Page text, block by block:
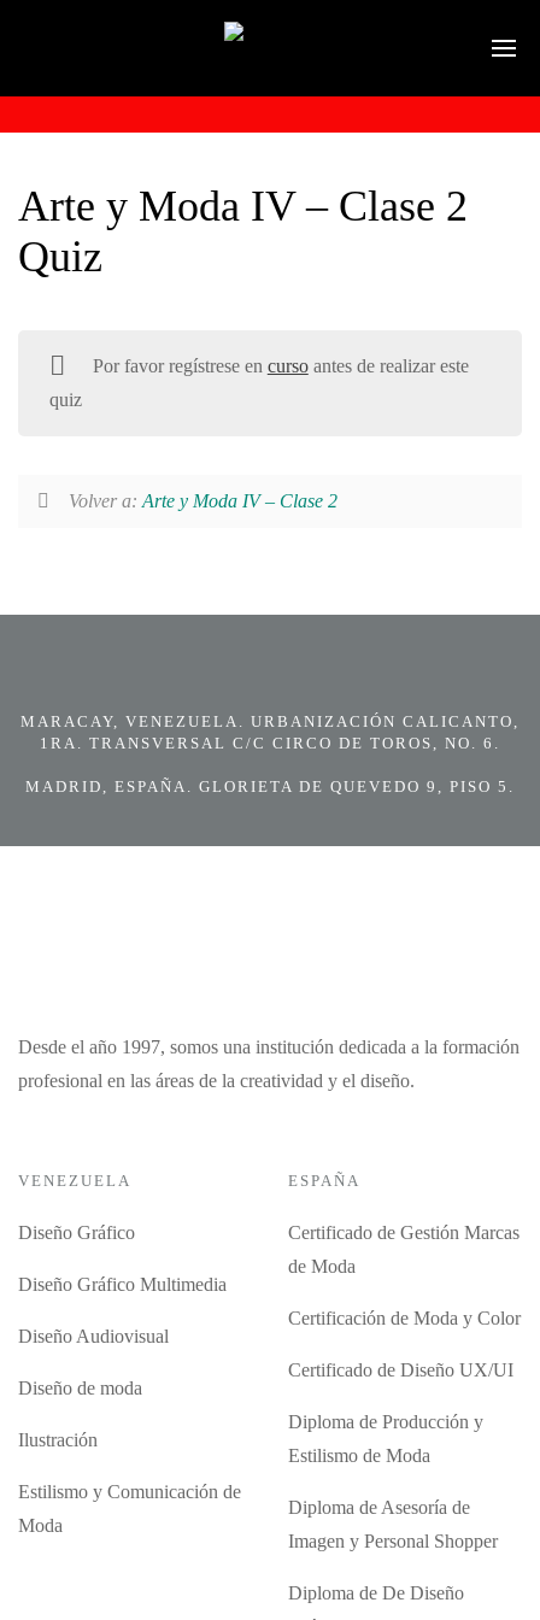
Arte y Moda IV – Clase 2
Quiz
Por favor regístrese en cursoantes de realizar este
quiz
Volver a: Arte y Moda IV – Clase 2
MARACAY, VENEZUELA. URBANIZACIÓN CALICANTO,
1RA. TRANSVERSAL C/C CIRCO DE TOROS, NO. 6.
MADRID, ESPAÑA. GLORIETA DE QUEVEDO 9, PISO 5.
Desde el año 1997, somos una institución dedicada a la formación
profesional en las áreas de la creatividad y el diseño.
VENEZUELA
Diseño Gráfico
Diseño Gráfico Multimedia
Diseño Audiovisual
Diseño de moda
Ilustración
Estilismo y Comunicación de
Moda
ESPAÑA
Certificado de Gestión Marcas
de Moda
Certificación de Moda y Color
Certificado de Diseño UX/UI
Diploma de Producción y
Estilismo de Moda
Diploma de Asesoría de
Imagen y Personal Shopper
Diploma de De Diseño